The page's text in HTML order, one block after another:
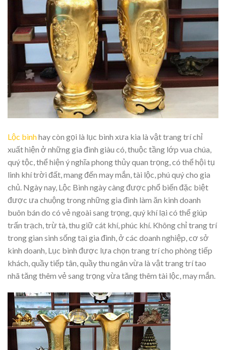
Lộc bìnhhay còn gọi là lục bình xưa kia là vật trang trí chỉ
xuất hiện ở những gia đình giàu có, thuộc tầng lớp vua chúa,
quý tộc, thể hiện ý nghĩa phong thủy quan trọng, có thể hội tụ
linh khí trời đất, mang đến may mắn, tài lộc, phú quý cho gia
chủ. Ngày nay, Lộc Bình ngày càng được phổ biến đặc biệt
được ưa chuộng trong những gia đình làm ăn kinh doanh
buôn bán do có vẻ ngoài sang trọng, quý khí lại có thể giúp
trấn trạch, trừ tà, thu giữ cát khí, phúc khí. Không chỉ trang trí
trong gian sinh sống tại gia đình, ở các doanh nghiệp, cơ sở
kinh doanh, Lục bình được lựa chọn trang trí cho phòng tiếp
khách, quầy tiếp tân, quầy thu ngân vừa là vật trang trí tao
nhã tăng thêm vẻ sang trọng vừa tăng thêm tài lộc, may mắn.